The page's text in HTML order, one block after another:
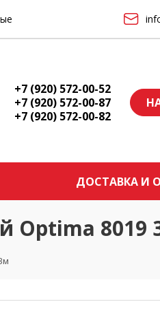
+7 (920) 572-00-52
+7 (920) 572-00-87
+7 (920) 572-00-82
ДОСТАВКА И
Optima 8019